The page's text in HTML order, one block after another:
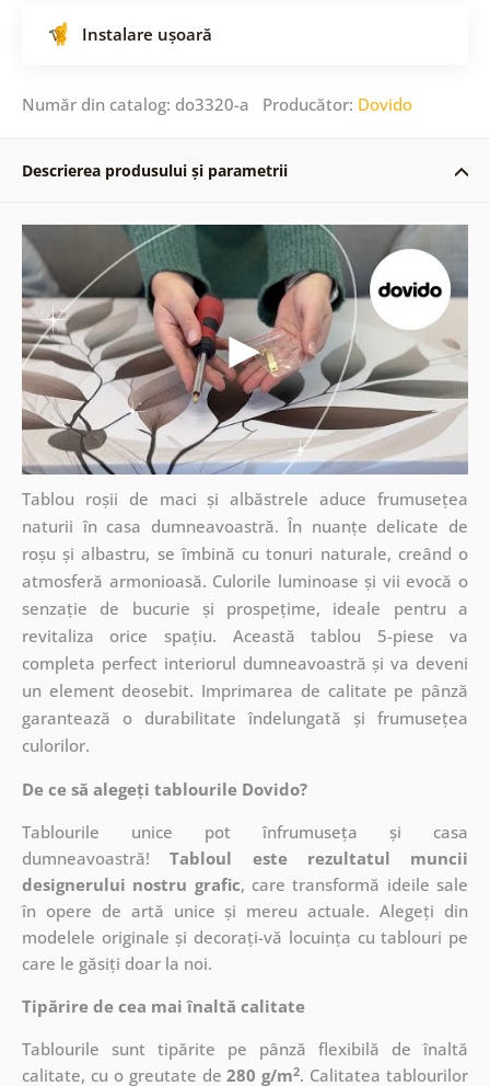
Instalare ușoară
Număr din catalog: do3320-a Producător: Dovido
Descrierea produsului și parametrii
Tablou roșii de maci și albăstrele aduce frumusețea
naturii în casa dumneavoastră. În nuanțe delicate de
roșu și albastru, se îmbină cu tonuri naturale, creând o
atmosferă armonioasă. Culorile luminoase și vii evocă o
senzație de bucurie și prospețime, ideale pentru a
revitaliza orice spațiu. Această tablou 5-piese va
completa perfect interiorul dumneavoastră și va deveni
un element deosebit. Imprimarea de calitate pe pânză
garantează o durabilitate îndelungată și frumusețea
culorilor.
De ce să alegeți tablourile Dovido?
Tablourile unice pot înfrumuseța și casa
dumneavoastră!Tabloul este rezultatul muncii
designerului nostru grafic, caretransformă ideile sale
în opere de artă unice și mereu actuale. Alegeți din
modelele originale și decorați-vă locuința cu tablouri pe
care le găsiți doar la noi.
Tipărire de cea mai înaltă calitate
Tablourile sunt tipărite pe pânză flexibilă de înaltă
calitate, cu o greutate de280 g/m2. Calitatea tablourilor